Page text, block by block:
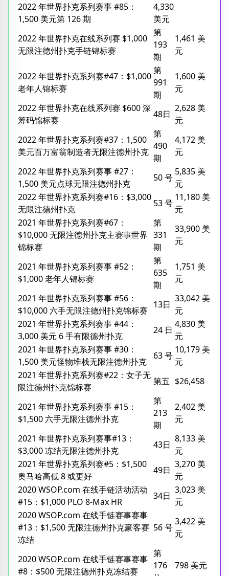
2022 年世界扑克系列赛事 #85：
1,500 美元第 126 期
4,330
美元
2022 年世界扑克在线系列赛 $1,000
无限注德州扑克手链锦标赛
第
193
期
1,461 美
元
2022 年世界扑克系列赛#47：$1,000
老年人锦标赛
第
991
期
1,600 美
元
2022 年世界扑克在线系列赛 $600 深
筹码锦标赛
48日
2,628 美
元
2022 年世界扑克系列赛#37：1,500
美元百万富翁制造者无限注德州扑克
第
490
期
4,172 美
元
2022 年世界扑克系列赛事 #27：
1,500 美元点球无限注德州扑克
50 号
5,835 美
元
2022 年世界扑克系列赛#16：$3,000
无限注德州扑克
53 号
11,180 美
元
2021 年世界扑克系列赛#67：
$10,000 无限注德州扑克主赛事世界
锦标赛
第
331
期
33,900 美
元
2021 年世界扑克系列赛事 #52：
$1,000 老年人锦标赛
第
635
期
1,751 美
元
2021 年世界扑克系列赛事 #56：
$10,000 六手无限注德州扑克锦标赛
13日
33,042 美
元
2021 年世界扑克系列赛事 #44：
3,000 美元 6 手有限德州扑克
24 日
4,830 美
元
2021 年世界扑克系列赛事 #30：
1,500 美元怪物堆栈无限注德州扑克
63 号
10,179 美
元
2021 年世界扑克系列赛#22：女子无
限注德州扑克锦标赛
第五 $26,458
2021 年世界扑克系列赛事 #15：
$1,500 六手无限注德州扑克
第
213
期
2,402 美
元
2021 年世界扑克系列赛事#13​​：
$3,000 冻结无限注德州扑克
43日
8,133 美
元
2021 年世界扑克系列赛#5：$1,500
奥马哈高低 8 或更好
49日
3,270 美
元
2020 WSOP.com 在线手链活动活动
#15：$1,000 PLO 8-Max HR
34日
3,023 美
元
2020 WSOP.com 在线手链赛事赛事
#13：$1,500 无限注德州扑克豪客赛
冻结
56 号
3,422 美
元
2020 WSOP.com 在线手链赛事赛事
#8：$500 无限注德州扑克冻结赛
第
176
798 美元